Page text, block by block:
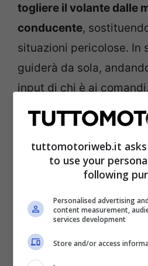
togliere il volante dalle
conducente,
situazioni pericolose. In
guiderà da sola,
input di chi è ai
deciso dunque di fare
netto nello studio e
sistemi di guida
artificiale, ma secondo
Stellantis, tutto
IA che ti
tuttomotoriweb.it
to use your
following
Personalised advertising
content measurement,
services development
Store and/or access